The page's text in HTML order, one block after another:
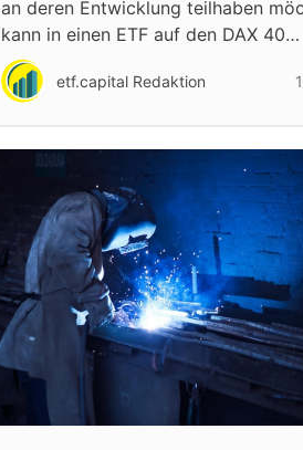
an deren Entwicklung teilhaben
kann in einen ETF auf den DAX 40…
etf.capital Redaktion